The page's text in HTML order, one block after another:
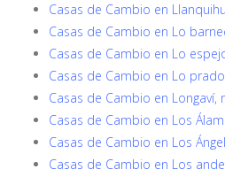
Casas de Cambio en
Casas de Cambio en Lo
Casas de Cambio en Lo
Casas de Cambio en Lo
Casas de Cambio en Longaví,
Casas de Cambio en Los
Casas de Cambio en Los
Casas de Cambio en Los